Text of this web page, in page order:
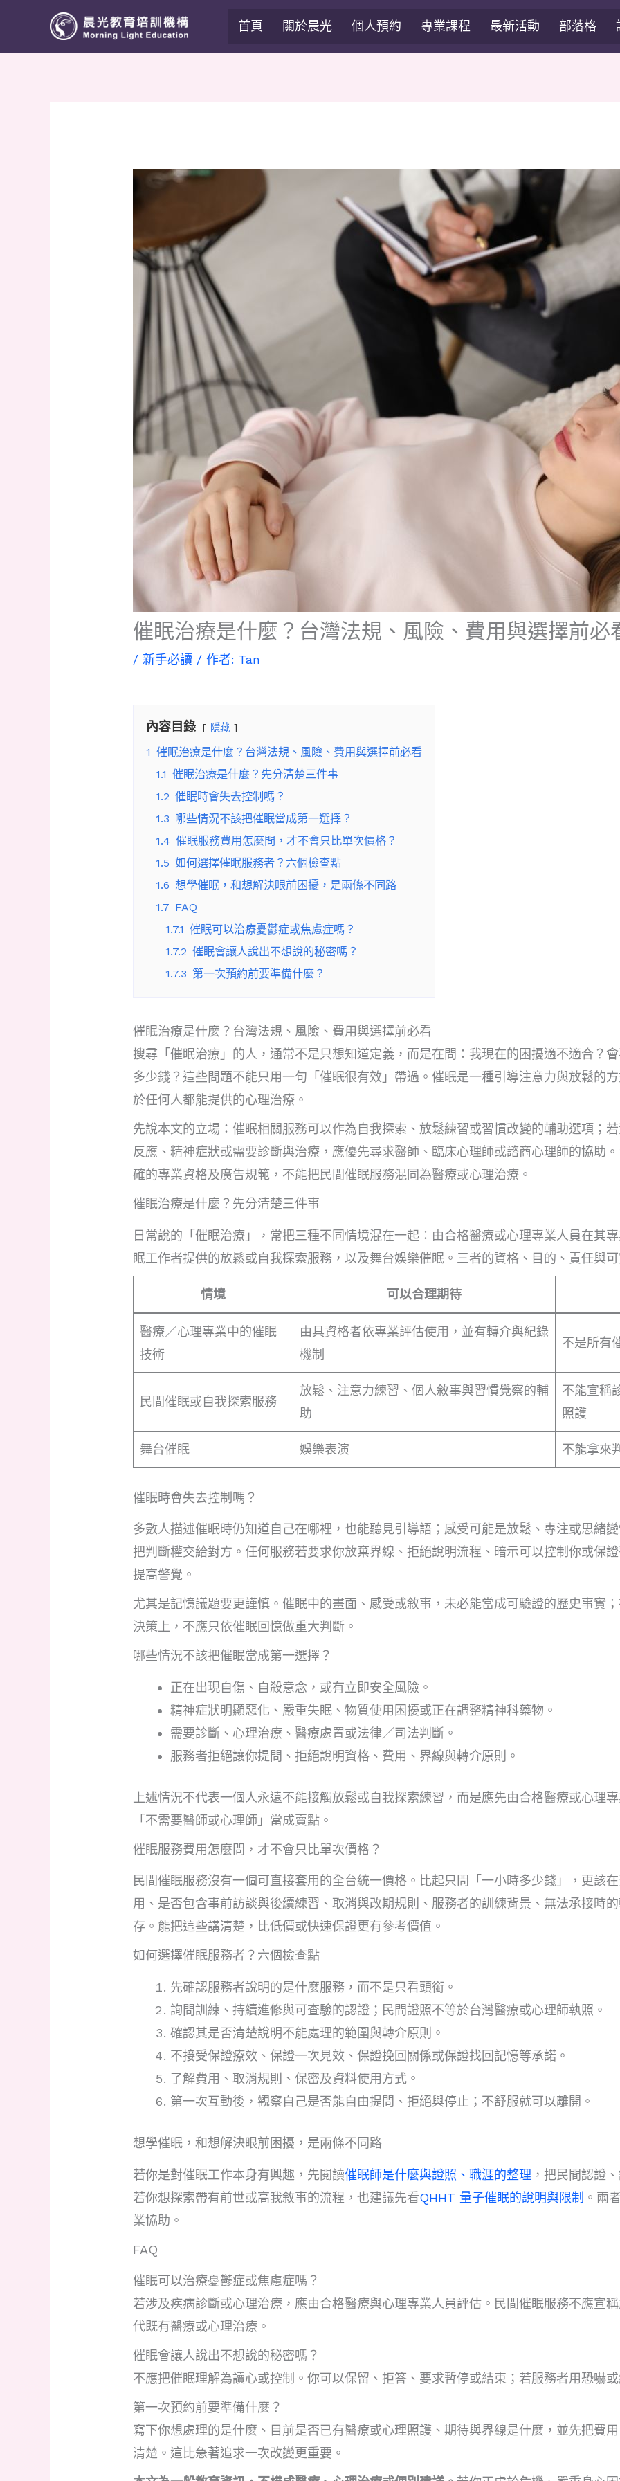
內
首頁 關於晨光 個人預約 專業課程 最新活動 部落格
催眠治療是什麼？台灣法規、風險、費用與選擇前必
/新手必讀 / 作者: Tan
內容目錄 隱藏
1 催眠治療是什麼？台灣法規、風險、費用與選擇前必看
1.1 催眠治療是什麼？先分清楚三件事
1.2 催眠時會失去控制嗎？
1.3 哪些情況不該把催眠當成第一選擇？
1.4 催眠服務費用怎麼問，才不會只比單次價格？
1.5 如何選擇催眠服務者？六個檢查點
1.6 想學催眠，和想解決眼前困擾，是兩條不同路
1.7 FAQ
1.7.1 催眠可以治療憂鬱症或焦慮症嗎？
1.7.2 催眠會讓人說出不想說的秘密嗎？
1.7.3 第一次預約前要準備什麼？
催眠治療是什麼？台灣法規、風險、費用與選擇前必看
搜尋「催眠治療」的人，通常不是只想知道定義，而是在問：我現在的困擾適不適合？
多少錢？這些問題不能只用一句「催眠很有效」帶過。催眠是一種引導注意力與放鬆的
於任何人都能提供的心理治療。
先說本文的立場：催眠相關服務可以作為自我探索、放鬆練習或習慣改變的輔助選項；
反應、精神症狀或需要診斷與治療，應優先尋求醫師、臨床心理師或諮商心理師的協助
確的專業資格及廣告規範，不能把民間催眠服務混同為醫療或心理治療。
催眠治療是什麼？先分清楚三件事
日常說的「催眠治療」，常把三種不同情境混在一起：由合格醫療或心理專業人員在其
眠工作者提供的放鬆或自我探索服務，以及舞台娛樂催眠。三者的資格、目的、責任與
情境 可以合理期待
醫療／心理專業中的催眠
技術
由具資格者依專業評估使用，並有轉介與紀錄
機制
不是所有
民間催眠或自我探索服務
放鬆、注意力練習、個人敘事與習慣覺察的輔
助
不能宣稱
照護
舞台催眠 娛樂表演 不能拿來
催眠時會失去控制嗎？
多數人描述催眠時仍知道自己在哪裡，也能聽見引導語；感受可能是放鬆、專注或思緒
把判斷權交給對方。任何服務若要求你放棄界線、拒絕說明流程、暗示可以控制你或保
提高警覺。
尤其是記憶議題要更謹慎。催眠中的畫面、感受或敘事，未必能當成可驗證的歷史事實
決策上，不應只依催眠回憶做重大判斷。
哪些情況不該把催眠當成第一選擇？
正在出現自傷、自殺意念，或有立即安全風險。
精神症狀明顯惡化、嚴重失眠、物質使用困擾或正在調整精神科藥物。
需要診斷、心理治療、醫療處置或法律／司法判斷。
服務者拒絕讓你提問、拒絕說明資格、費用、界線與轉介原則。
上述情況不代表一個人永遠不能接觸放鬆或自我探索練習，而是應先由合格醫療或心理
「不需要醫師或心理師」當成賣點。
催眠服務費用怎麼問，才不會只比單次價格？
民間催眠服務沒有一個可直接套用的全台統一價格。比起只問「一小時多少錢」，更該
用、是否包含事前訪談與後續練習、取消與改期規則、服務者的訓練背景、無法承接時
存。能把這些講清楚，比低價或快速保證更有參考價值。
如何選擇催眠服務者？六個檢查點
先確認服務者說明的是什麼服務，而不是只看頭銜。
詢問訓練、持續進修與可查驗的認證；民間證照不等於台灣醫療或心理師執照。
確認其是否清楚說明不能處理的範圍與轉介原則。
不接受保證療效、保證一次見效、保證挽回關係或保證找回記憶等承諾。
了解費用、取消規則、保密及資料使用方式。
第一次互動後，觀察自己是否能自由提問、拒絕與停止；不舒服就可以離開。
想學催眠，和想解決眼前困擾，是兩條不同路
若你是對催眠工作本身有興趣，先閱讀催眠師是什麼與證照、職涯的整理 ，把民間認證
若你想探索帶有前世或高我敘事的流程，也建議先看QHHT 量子催眠的說明與限制 。兩
業協助。
FAQ
催眠可以治療憂鬱症或焦慮症嗎？
若涉及疾病診斷或心理治療，應由合格醫療與心理專業人員評估。民間催眠服務不應宣
代既有醫療或心理治療。
催眠會讓人說出不想說的秘密嗎？
不應把催眠理解為讀心或控制。你可以保留、拒答、要求暫停或結束；若服務者用恐嚇
第一次預約前要準備什麼？
寫下你想處理的是什麼、目前是否已有醫療或心理照護、期待與界線是什麼，並先把費
清楚。這比急著追求一次改變更重要。